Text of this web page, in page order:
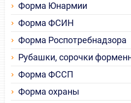
Форма Юнармии
Форма ФСИН
Форма Роспотребнадзора
Рубашки, сорочки
Форма ФССП
Форма охраны